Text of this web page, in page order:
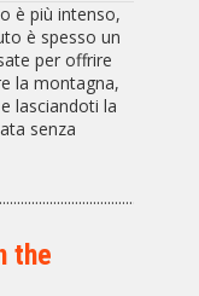
è più intenso,
è spesso un
per offrire
la montagna,
lasciandoti la
senza
the